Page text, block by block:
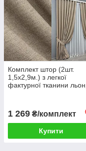
Комплект штор (2шт.
1,5х2,9м.) з легкої
фактурної тканини льон,
1 269 ₴/комплект
Купити